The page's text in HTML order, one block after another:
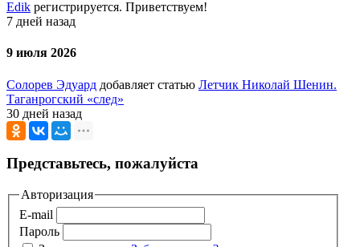
Edik регистрируется. Приветствуем!
7 дней назад
9 июля 2026
Солорев Эдуард добавляет статью Летчик Николай Шенин.
Таганрогский «след»
30 дней назад
Представьтесь, пожалуйста
Авторизация
E-mail
Пароль